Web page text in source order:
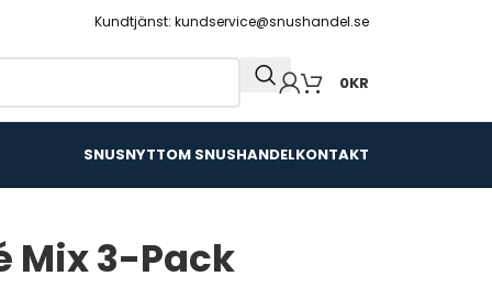
Kundtjänst: kundservice@snushandel.se
0KR
SNUSNYTTOM SNUSHANDELKONTAKT
Mix 3-Pack